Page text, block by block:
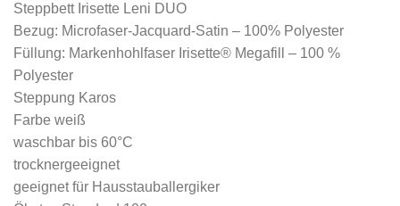
Steppbett Irisette Leni DUO
Bezug: Microfaser-Jacquard-Satin – 100% Polyester
Füllung: Markenhohlfaser Irisette® Megafill – 100 %
Polyester
Steppung Karos
Farbe weiß
waschbar bis 60°C
trocknergeeignet
geeignet für Hausstauballergiker